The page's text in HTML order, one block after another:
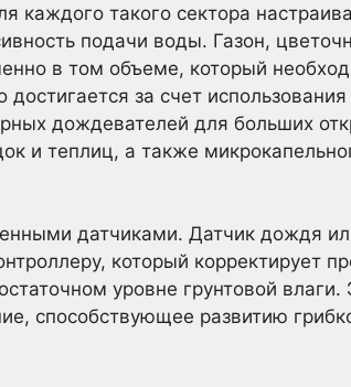
каждого такого сектора
подачи воды. Газон,
в том объеме, который
за счет
дождевателей для больших
и теплиц, а также
датчиками. Датчик дождя
который корректирует
уровне грунтовой влаги.
способствующее развитию